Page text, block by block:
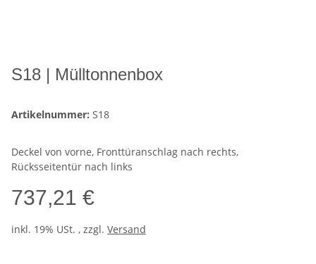
S18 | Mülltonnenbox
Artikelnummer: S18
Deckel von vorne, Fronttüranschlag nach rechts,
Rücksseitentür nach links
737,21 €
inkl. 19% USt. , zzgl. Versand